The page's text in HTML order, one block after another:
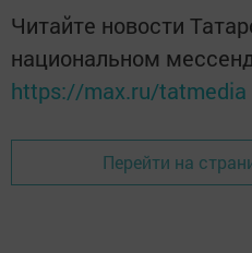
Читайте новости
национальном
https://max.ru/tatmedia
Перейти на